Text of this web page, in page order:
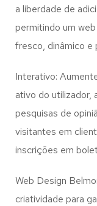
a liberdade de
permitindo um
fresco, dinâmico e
Interativo:
ativo do utilizador,
pesquisas de
visitantes em
inscrições em
Web Design
criatividade para